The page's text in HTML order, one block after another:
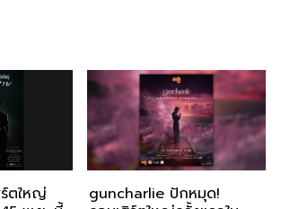
ร์ตใหญ่
guncharlie ปักหมุด!